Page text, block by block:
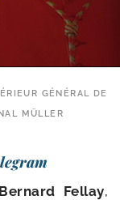
GÉNÉRAL DE
MÜLLER
Bernard Fellay,